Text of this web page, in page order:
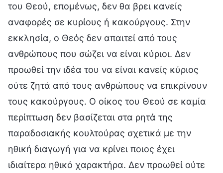
του Θεού, επομένως, δεν θα βρει κανείς
αναφορές σε κυρίους ή κακούργους. Στην
εκκλησία, ο Θεός δεν απαιτεί από τους
ανθρώπους που σώζει να είναι κύριοι. Δεν
προωθεί την ιδέα του να είναι κανείς κύριος
ούτε ζητά από τους ανθρώπους να επικρίνουν
τους κακούργους. Ο οίκος του Θεού σε καμία
περίπτωση δεν βασίζεται στα ρητά της
παραδοσιακής κουλτούρας σχετικά με την
ηθική διαγωγή για να κρίνει ποιος έχει
ιδιαίτερα ηθικό χαρακτήρα. Δεν προωθεί ούτε